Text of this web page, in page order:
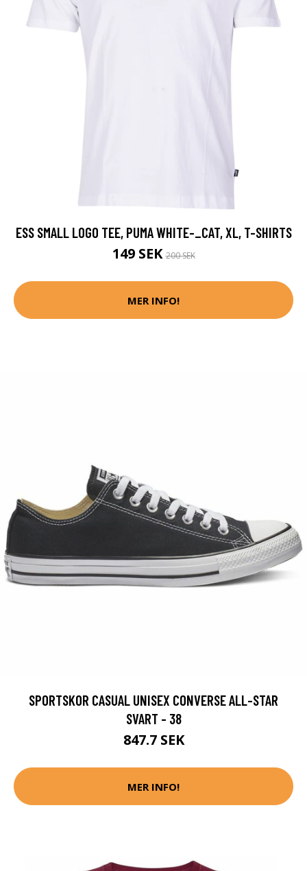
ESS SMALL LOGO TEE, PUMA WHITE-_CAT, XL, T-SHIRTS
149 SEK200 SEK
MER INFO!
SPORTSKOR CASUAL UNISEX CONVERSE ALL-STAR
SVART - 38
847.7 SEK
MER INFO!